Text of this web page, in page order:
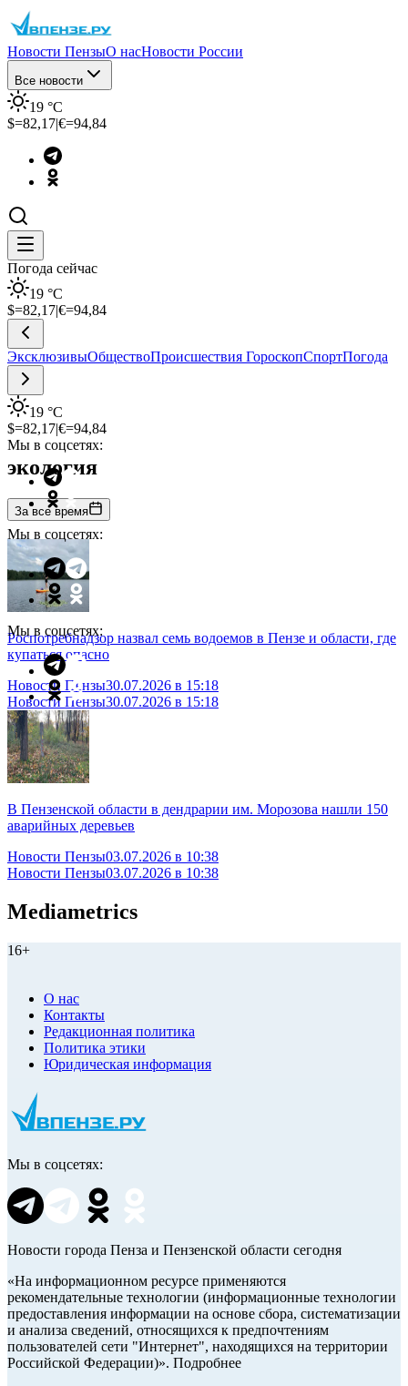
Новости ПензыО насНовости России
Все новости
19 °C
$=82,17|€=94,84
Погода сейчас
19 °C
$=82,17|€=94,84
ЭксклюзивыОбществоПроисшествия ГороскопСпортПогода
19 °C
$=82,17|€=94,84
Мы в соцсетях:
Мы в соцсетях:
Мы в соцсетях:
экология
За все время
Роспотребнадзор назвал семь водоемов в Пензе и области, где
купаться опасно
Новости Пензы30.07.2026 в 15:18
Новости Пензы30.07.2026 в 15:18
В Пензенской области в дендрарии им. Морозова нашли 150
аварийных деревьев
Новости Пензы03.07.2026 в 10:38
Новости Пензы03.07.2026 в 10:38
Mediametrics
16+
О нас
Контакты
Редакционная политика
Политика этики
Юридическая информация
Мы в соцсетях:
Новости города Пенза и Пензенской области сегодня
«На информационном ресурсе применяются
рекомендательные технологии (информационные технологии
предоставления информации на основе сбора, систематизации
и анализа сведений, относящихся к предпочтениям
пользователей сети "Интернет", находящихся на территории
Российской Федерации)». Подробнее